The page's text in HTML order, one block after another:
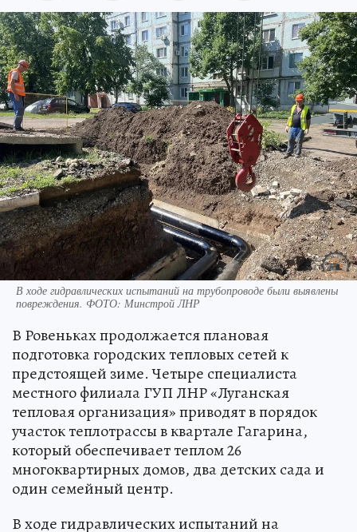
В ходе гидравлических испытаний на трубопроводе были выявлены
повреждения. ФОТО: Минстрой ЛНР
В Ровеньках продолжается плановая
подготовка городских тепловых сетей к
предстоящей зиме. Четыре специалиста
местного филиала ГУП ЛНР «Луганская
тепловая организация» приводят в порядок
участок теплотрассы в квартале Гагарина,
который обеспечивает теплом 26
многоквартирных домов, два детских сада и
один семейный центр.
В ходе гидравлических испытаний на